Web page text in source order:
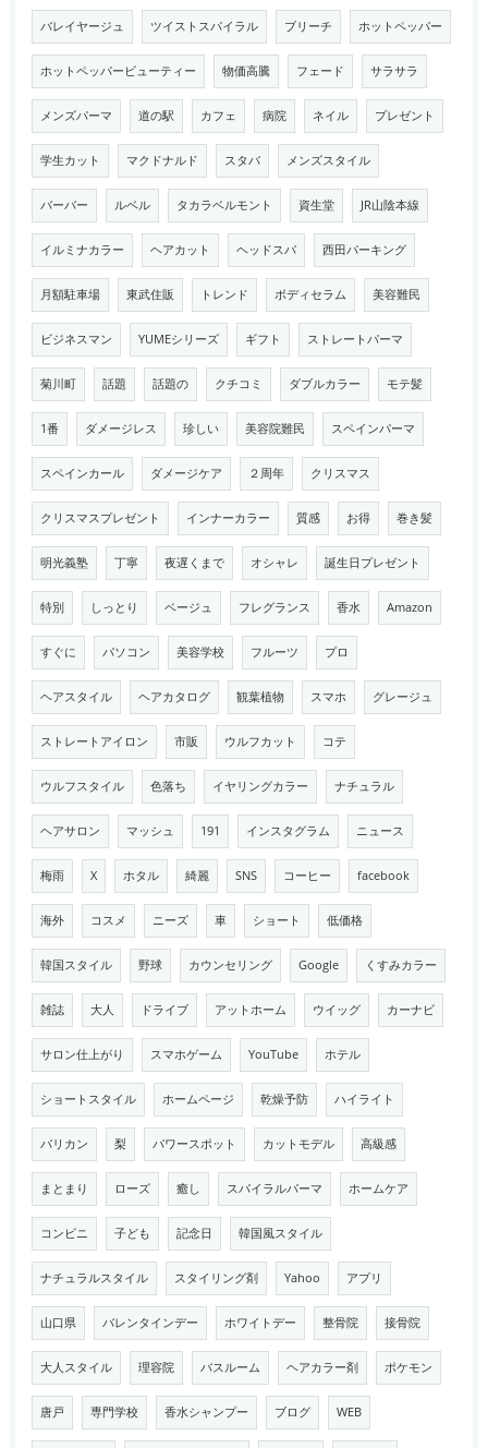
バレイヤージュ ツイストスパイラル ブリーチ ホットペッパー
ホットペッパービューティー 物価高騰 フェード サラサラ
メンズパーマ 道の駅 カフェ 病院 ネイル プレゼント
学生カット マクドナルド スタバ メンズスタイル
バーバー ルベル タカラベルモント 資生堂 JR山陰本線
イルミナカラー ヘアカット ヘッドスパ 西田パーキング
月額駐車場 東武住販 トレンド ボディセラム 美容難民
ビジネスマン YUMEシリーズ ギフト ストレートパーマ
菊川町 話題 話題の クチコミ ダブルカラー モテ髪
1番 ダメージレス 珍しい 美容院難民 スペインパーマ
スペインカール ダメージケア ２周年 クリスマス
クリスマスプレゼント インナーカラー 質感 お得 巻き髪
明光義塾 丁寧 夜遅くまで オシャレ 誕生日プレゼント
特別 しっとり ベージュ フレグランス 香水 Amazon
すぐに パソコン 美容学校 フルーツ プロ
ヘアスタイル ヘアカタログ 観葉植物 スマホ グレージュ
ストレートアイロン 市販 ウルフカット コテ
ウルフスタイル 色落ち イヤリングカラー ナチュラル
ヘアサロン マッシュ 191 インスタグラム ニュース
梅雨 X ホタル 綺麗 SNS コーヒー facebook
海外 コスメ ニーズ 車 ショート 低価格
韓国スタイル 野球 カウンセリング Google くすみカラー
雑誌 大人 ドライブ アットホーム ウイッグ カーナビ
サロン仕上がり スマホゲーム YouTube ホテル
ショートスタイル ホームページ 乾燥予防 ハイライト
バリカン 梨 パワースポット カットモデル 高級感
まとまり ローズ 癒し スパイラルパーマ ホームケア
コンビニ 子ども 記念日 韓国風スタイル
ナチュラルスタイル スタイリング剤 Yahoo アプリ
山口県 バレンタインデー ホワイトデー 整骨院 接骨院
大人スタイル 理容院 バスルーム ヘアカラー剤 ポケモン
唐戸 専門学校 香水シャンプー ブログ WEB